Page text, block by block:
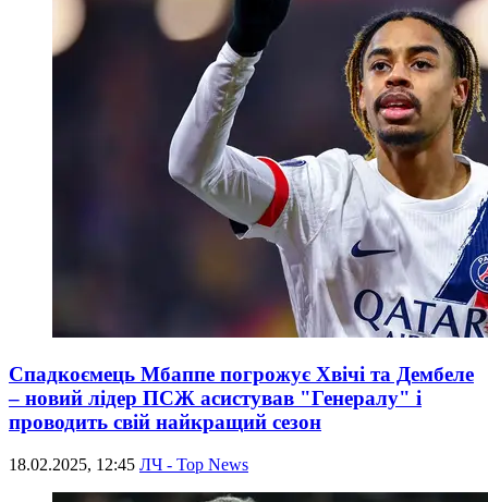
Спадкоємець Мбаппе погрожує Хвічі та Дембеле
– новий лідер ПСЖ асистував "Генералу" і
проводить свій найкращий сезон
18.02.2025, 12:45 ЛЧ - Top News